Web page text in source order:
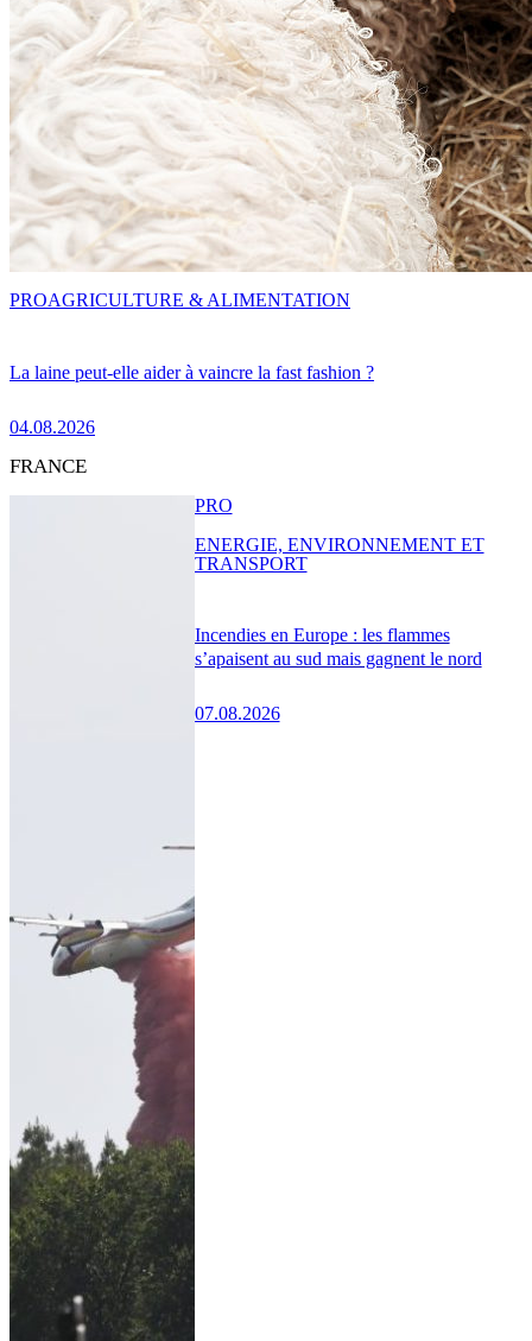
La laine peut-elle aider à vaincre la fast fashion ?
04.08.2026
PROAGRICULTURE & ALIMENTATION
FRANCE
Incendies en Europe : les flammes
s’apaisent au sud mais gagnent le nord
07.08.2026
PRO
ENERGIE, ENVIRONNEMENT ET
TRANSPORT